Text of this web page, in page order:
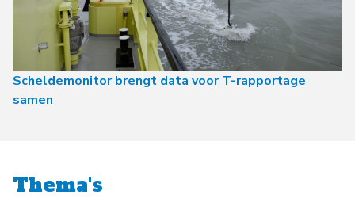
Scheldemonitor brengt data voor T-rapportage
samen
Thema's